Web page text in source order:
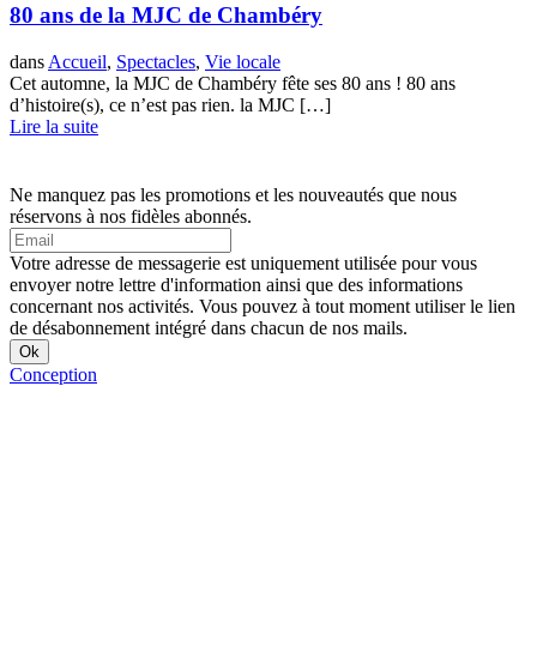
80 ans de la MJC de Chambéry
dans Accueil, Spectacles, Vie locale
Cet automne, la MJC de Chambéry fête ses 80 ans ! 80 ans
d’histoire(s), ce n’est pas rien. la MJC […]
Lire la suite
Ne manquez pas les promotions et les nouveautés que nous
réservons à nos fidèles abonnés.
Votre adresse de messagerie est uniquement utilisée pour vous
envoyer notre lettre d'information ainsi que des informations
concernant nos activités. Vous pouvez à tout moment utiliser le lien
de désabonnement intégré dans chacun de nos mails.
Conception